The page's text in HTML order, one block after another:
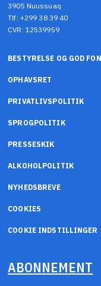
3905 Nuussuaq
Tlf: +299 38 39 40
CVR: 12539959
BESTYRELSE OG GOD
OPHAVSRET
PRIVATLIVSPOLITIK
SPROGPOLITIK
PRESSESKIK
ALKOHOLPOLITIK
NYHEDSBREVE
COOKIES
COOKIE INDSTILLINGER
ABONNEMENT